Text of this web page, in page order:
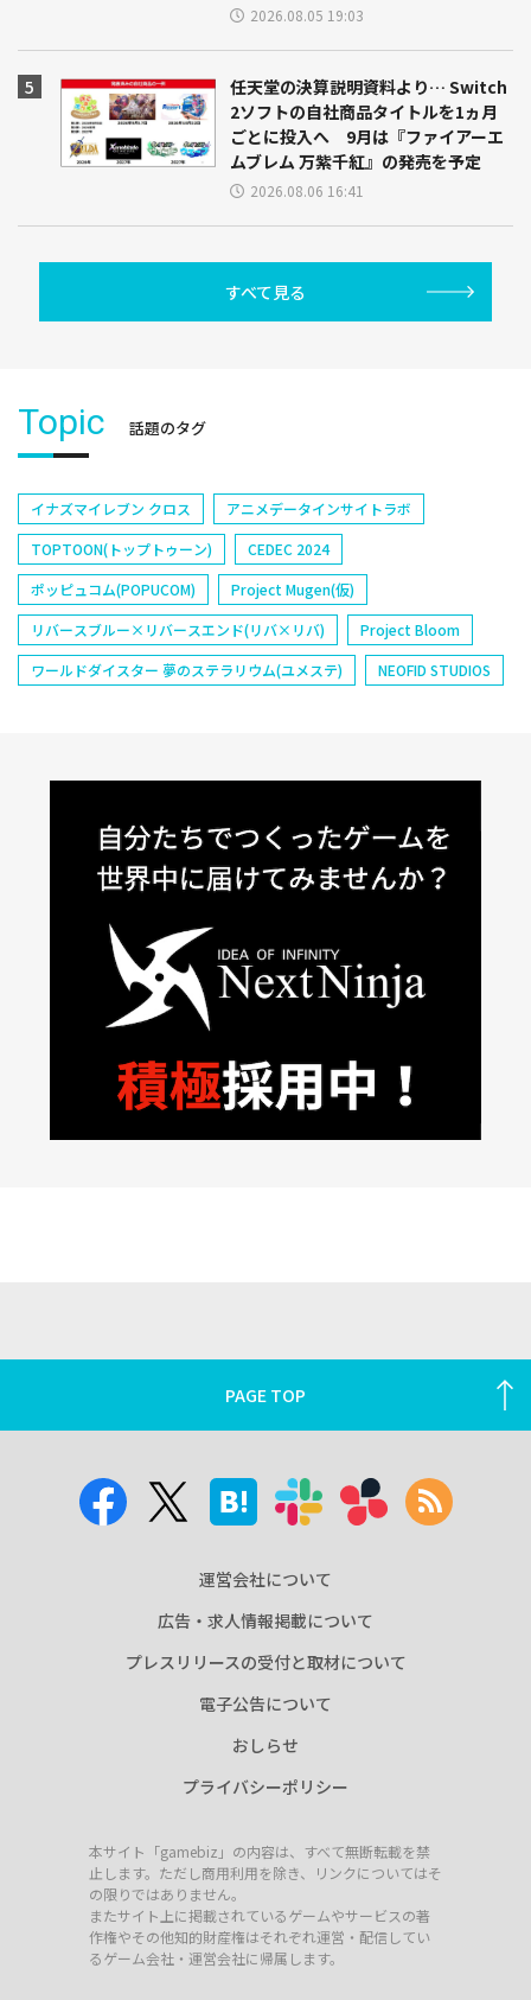
2026.08.05 19:03
任天堂の決算説明資料より… Switch
2ソフトの自社商品タイトルを1ヵ月
ごとに投入へ 9月は『ファイアーエ
ムブレム 万紫千紅』の発売を予定
2026.08.06 16:41
すべて見る
Topic 話題のタグ
イナズマイレブン クロス
アニメデータインサイトラボ
TOPTOON(トップトゥーン)
CEDEC 2024
ポッピュコム(POPUCOM)
Project Mugen(仮)
リバースブルー×リバースエンド(リバ×リバ)
Project Bloom
ワールドダイスター 夢のステラリウム(ユメステ)
NEOFID STUDIOS
PAGE TOP
運営会社について
広告・求人情報掲載について
プレスリリースの受付と取材について
電子公告について
おしらせ
プライバシーポリシー
本サイト「gamebiz」の内容は、すべて無断転載を禁
止します。ただし商用利用を除き、リンクについてはそ
の限りではありません。
またサイト上に掲載されているゲームやサービスの著
作権やその他知的財産権はそれぞれ運営・配信してい
るゲーム会社・運営会社に帰属します。